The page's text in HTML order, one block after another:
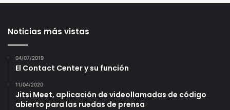
Noticias más vistas
04/07/2019
El Contact Center y su función
11/04/2020
Jitsi Meet, aplicación de videollamadas de código
abierto para las ruedas de prensa